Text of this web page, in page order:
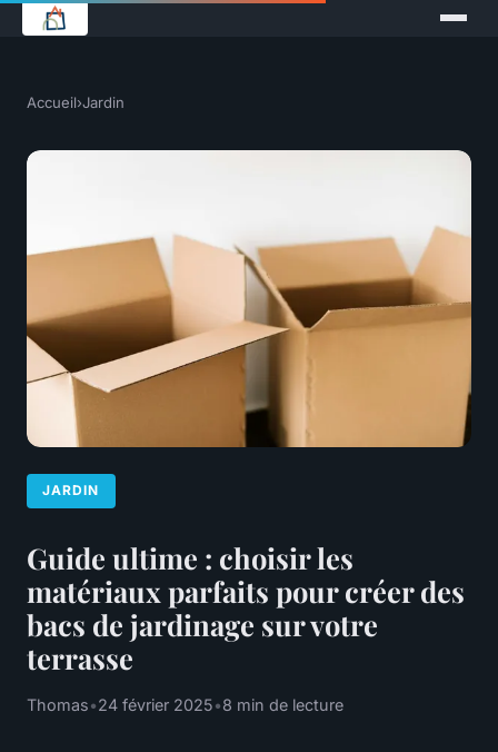
Accueil›Jardin
JARDIN
Guide ultime : choisir les
matériaux parfaits pour créer des
bacs de jardinage sur votre
terrasse
Thomas•24 février 2025•8 min de lecture